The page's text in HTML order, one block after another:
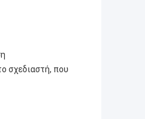
σχεδιαστή, που